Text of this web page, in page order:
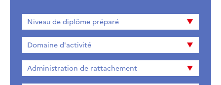
Niveau
de
diplome
préparé
Niveau de diplôme préparé
Domaine d'activité
Administration de rattachement